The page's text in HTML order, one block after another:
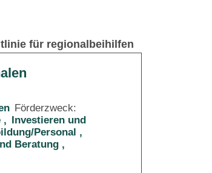
für regionalbeihilfen
Förderzweck:
Investieren und
Personal
Beratung